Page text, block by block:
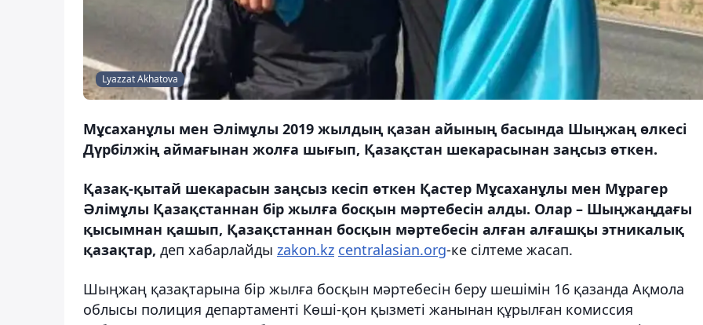
Lyazzat Akhatova
Мұсаханұлы мен Әлімұлы 2019 жылдың қазан айының басында Шыңжаң өлкесі
Дүрбілжің аймағынан жолға шығып, Қазақстан шекарасынан заңсыз өткен.
Қазақ-қытай шекарасын заңсыз кесіп өткен Қастер Мұсаханұлы мен Мұрагер
Әлімұлы Қазақстаннан бір жылға босқын мәртебесін алды. Олар – Шыңжаңдағы
қысымнан қашып, Қазақстаннан босқын мәртебесін алған алғашқы этникалық
қазақтар, деп хабарлайды zakon.kz centralasian.org-ке сілтеме жасап.
Шыңжаң қазақтарына бір жылға босқын мәртебесін беру шешімін 16 қазанда Ақмола
облысы полиция департаменті Көші-қон қызметі жанынан құрылған комиссия